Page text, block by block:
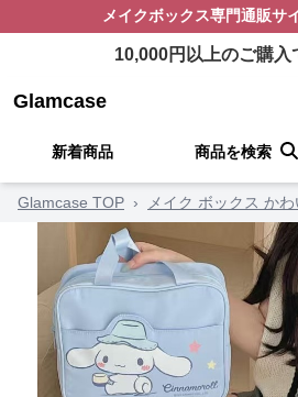
メイクボックス専門通販サ
10,000円以上のご購入
Glamcase
新着商品 商品を検索
Glamcase TOP › メイク ボックス か